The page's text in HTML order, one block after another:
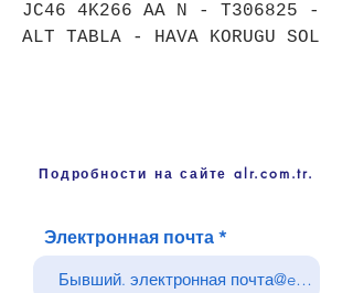
JC46 4K266 AA N - T306825 -
ALT TABLA - HAVA KORUGU SOL
Подробности на сайте alr.com.tr.
Электронная почта